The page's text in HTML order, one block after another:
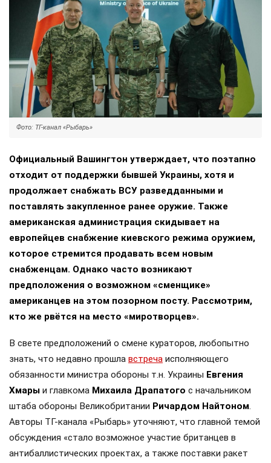
Фото: ТГ-канал «Рыбарь»
Официальный Вашингтон утверждает, что поэтапно
отходит от поддержки бывшей Украины, хотя и
продолжает снабжать ВСУ разведданными и
поставлять закупленное ранее оружие. Также
американская администрация скидывает на
европейцев снабжение киевского режима оружием,
которое стремится продавать всем новым
снабженцам. Однако часто возникают
предположения о возможном «сменщике»
американцев на этом позорном посту. Рассмотрим,
кто же рвётся на место «миротворцев».
В свете предположений о смене кураторов, любопытно
знать, что недавно прошла встреча исполняющего
обязанности министра обороны т.н. Украины Евгения
Хмары и главкома Михаила Драпатого с начальником
штаба обороны Великобритании Ричардом Найтоном.
Авторы ТГ-канала «Рыбарь» уточняют, что главной темой
обсуждения «стало возможное участие британцев в
антибаллистических проектах, а также поставки ракет